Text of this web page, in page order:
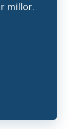
millor.